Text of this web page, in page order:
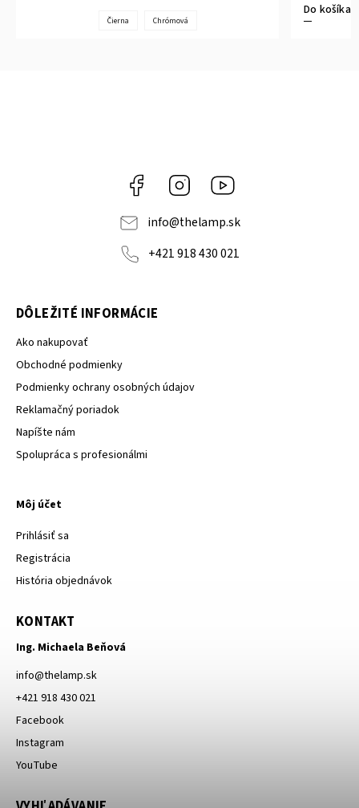
Čierna Chrómová
Do košíka
Facebook Instagram
info@thelamp.sk
+421 918 430 021
DÔLEŽITÉ INFORMÁCIE
Ako nakupovať
Obchodné podmienky
Podmienky ochrany osobných údajov
Reklamačný poriadok
Napíšte nám
Spolupráca s profesionálmi
Môj účet
Prihlásiť sa
Registrácia
História objednávok
KONTAKT
Ing. Michaela Beňová
info@thelamp.sk
+421 918 430 021
Facebook
Instagram
YouTube